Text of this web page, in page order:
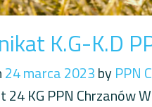
K.G-K.D
24 marca 2023by PPN
24 KG PPN Chrzanów